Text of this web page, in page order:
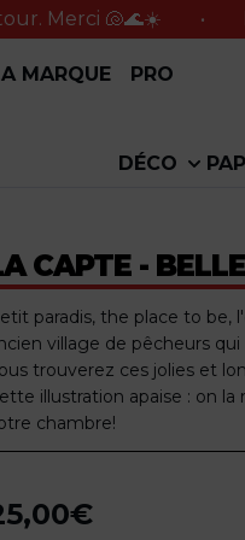
🐚🌊☀️ •
MARQUE PRO
DÉCO
CAPTE -
paradis, the place to be,
village de pêcheurs
trouverez ces jolies et
illustration apaise : on
chambre!
€